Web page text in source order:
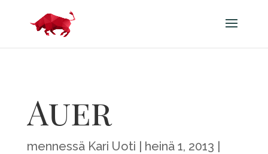
Auer
mennessä Kari Uoti
heinä 1, 2013